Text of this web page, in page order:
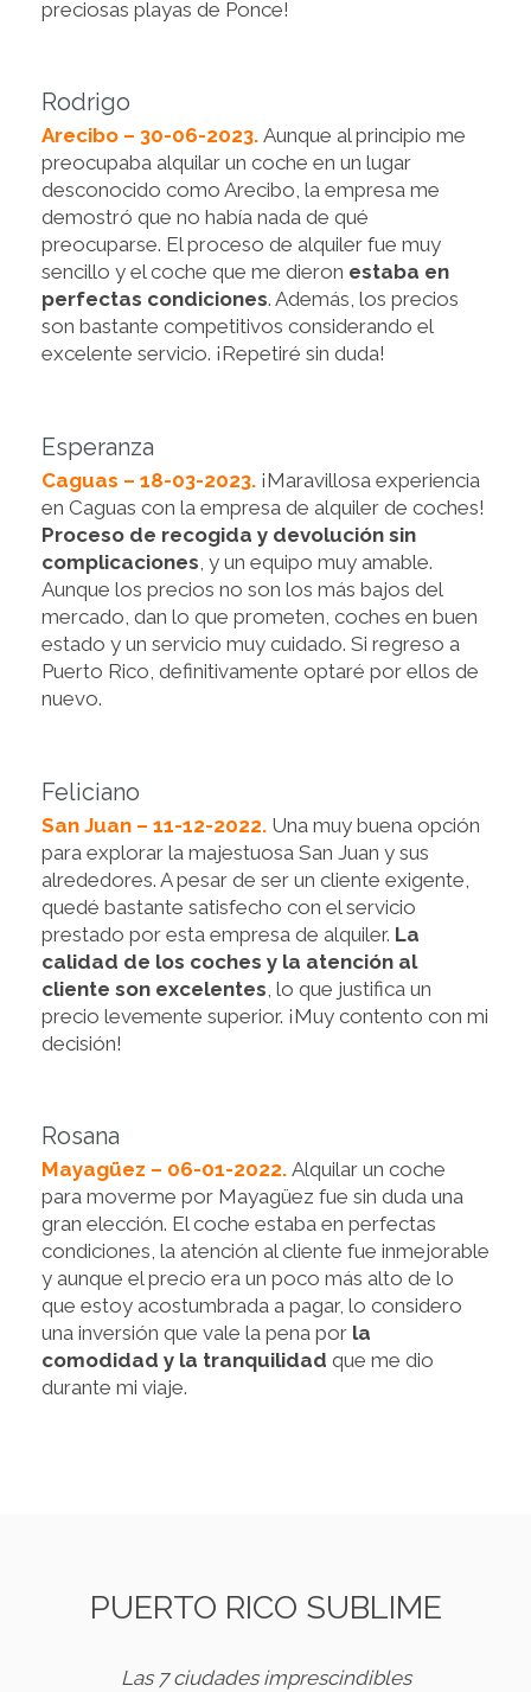
preciosas playas de Ponce!
Rodrigo
Arecibo – 30-06-2023. Aunque al principio me
preocupaba alquilar un coche en un lugar
desconocido como Arecibo, la empresa me
demostró que no había nada de qué
preocuparse. El proceso de alquiler fue muy
sencillo y el coche que me dieron estaba en
perfectas condiciones. Además, los precios
son bastante competitivos considerando el
excelente servicio. ¡Repetiré sin duda!
Esperanza
Caguas – 18-03-2023. ¡Maravillosa experiencia
en Caguas con la empresa de alquiler de coches!
Proceso de recogida y devolución sin
complicaciones , y un equipo muy amable.
Aunque los precios no son los más bajos del
mercado, dan lo que prometen, coches en buen
estado y un servicio muy cuidado. Si regreso a
Puerto Rico, definitivamente optaré por ellos de
nuevo.
Feliciano
San Juan – 11-12-2022. Una muy buena opción
para explorar la majestuosa San Juan y sus
alrededores. A pesar de ser un cliente exigente,
quedé bastante satisfecho con el servicio
prestado por esta empresa de alquiler. La
calidad de los coches y la atención al
cliente son excelentes , lo que justifica un
precio levemente superior. ¡Muy contento con mi
decisión!
Rosana
Mayagüez – 06-01-2022. Alquilar un coche
para moverme por Mayagüez fue sin duda una
gran elección. El coche estaba en perfectas
condiciones, la atención al cliente fue inmejorable
y aunque el precio era un poco más alto de lo
que estoy acostumbrada a pagar, lo considero
una inversión que vale la pena por la
comodidad y la tranquilidad que me dio
durante mi viaje.
PUERTO RICO SUBLIME
Las 7 ciudades imprescindibles